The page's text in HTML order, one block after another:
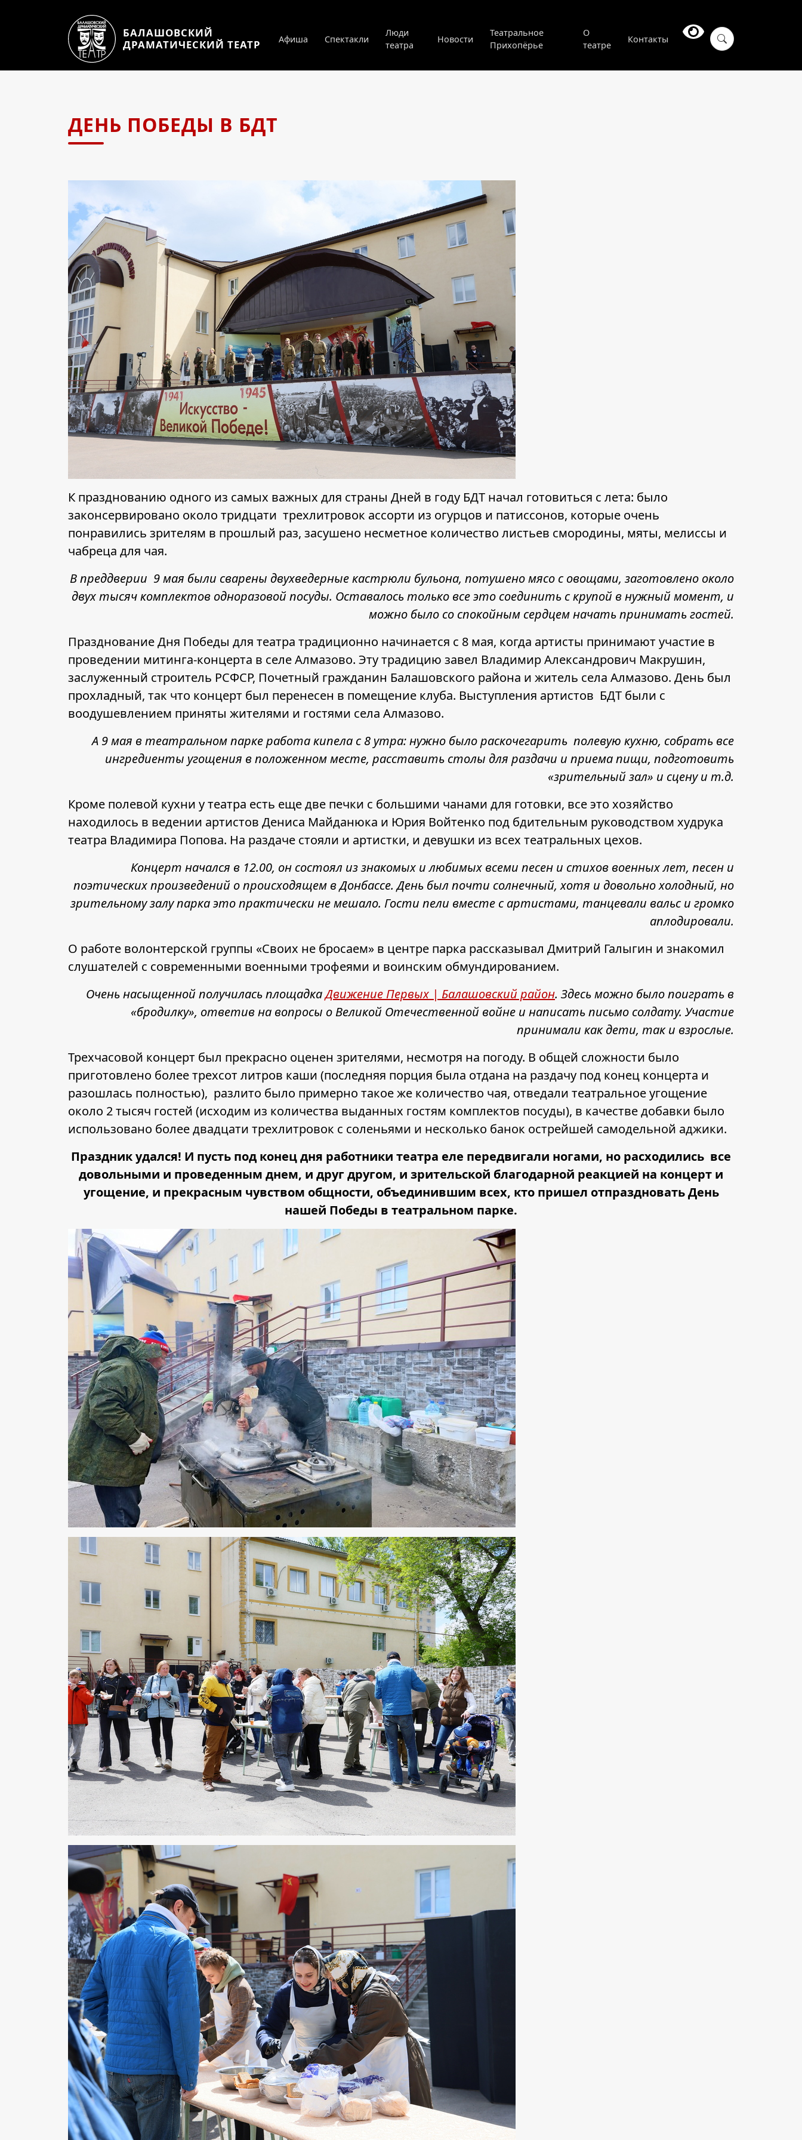
БАЛАШОВСКИЙ
ДРАМАТИЧЕСКИЙ ТЕАТР
Афиша Спектакли
Люди
театра
Новости
Театральное
Прихопёрье
О
театре
Контакты
ДЕНЬ ПОБЕДЫ В БДТ
К празднованию одного из самых важных для страны Дней в году БДТ начал готовиться с лета: было
законсервировано около тридцати трехлитровок ассорти из огурцов и патиссонов, которые очень
понравились зрителям в прошлый раз, засушено несметное количество листьев смородины, мяты, мелиссы и
чабреца для чая.
В преддверии 9 мая были сварены двухведерные кастрюли бульона, потушено мясо с овощами, заготовлено около
двух тысяч комплектов одноразовой посуды. Оставалось только все это соединить с крупой в нужный момент, и
можно было со спокойным сердцем начать принимать гостей.
Празднование Дня Победы для театра традиционно начинается с 8 мая, когда артисты принимают участие в
проведении митинга-концерта в селе Алмазово. Эту традицию завел Владимир Александрович Макрушин,
заслуженный строитель РСФСР, Почетный гражданин Балашовского района и житель села Алмазово. День был
прохладный, так что концерт был перенесен в помещение клуба. Выступления артистов БДТ были с
воодушевлением приняты жителями и гостями села Алмазово.
А 9 мая в театральном парке работа кипела с 8 утра: нужно было раскочегарить полевую кухню, собрать все
ингредиенты угощения в положенном месте, расставить столы для раздачи и приема пищи, подготовить
«зрительный зал» и сцену и т.д.
Кроме полевой кухни у театра есть еще две печки с большими чанами для готовки, все это хозяйство
находилось в ведении артистов Дениса Майданюка и Юрия Войтенко под бдительным руководством худрука
театра Владимира Попова. На раздаче стояли и артистки, и девушки из всех театральных цехов.
Концерт начался в 12.00, он состоял из знакомых и любимых всеми песен и стихов военных лет, песен и
поэтических произведений о происходящем в Донбассе. День был почти солнечный, хотя и довольно холодный, но
зрительному залу парка это практически не мешало. Гости пели вместе с артистами, танцевали вальс и громко
аплодировали.
О работе волонтерской группы «Своих не бросаем» в центре парка рассказывал Дмитрий Галыгин и знакомил
слушателей с современными военными трофеями и воинским обмундированием.
Очень насыщенной получилась площадкаДвижение Первых | Балашовский район. Здесь можно было поиграть в
«бродилку», ответив на вопросы о Великой Отечественной войне и написать письмо солдату. Участие
принимали как дети, так и взрослые.
Трехчасовой концерт был прекрасно оценен зрителями, несмотря на погоду. В общей сложности было
приготовлено более трехсот литров каши (последняя порция была отдана на раздачу под конец концерта и
разошлась полностью), разлито было примерно такое же количество чая, отведали театральное угощение
около 2 тысяч гостей (исходим из количества выданных гостям комплектов посуды), в качестве добавки было
использовано более двадцати трехлитровок с соленьями и несколько банок острейшей самодельной аджики.
Праздник удался! И пусть под конец дня работники театра еле передвигали ногами, но расходились все
довольными и проведенным днем, и друг другом, и зрительской благодарной реакцией на концерт и
угощение, и прекрасным чувством общности, объединившим всех, кто пришел отпраздновать День
нашей Победы в театральном парке.